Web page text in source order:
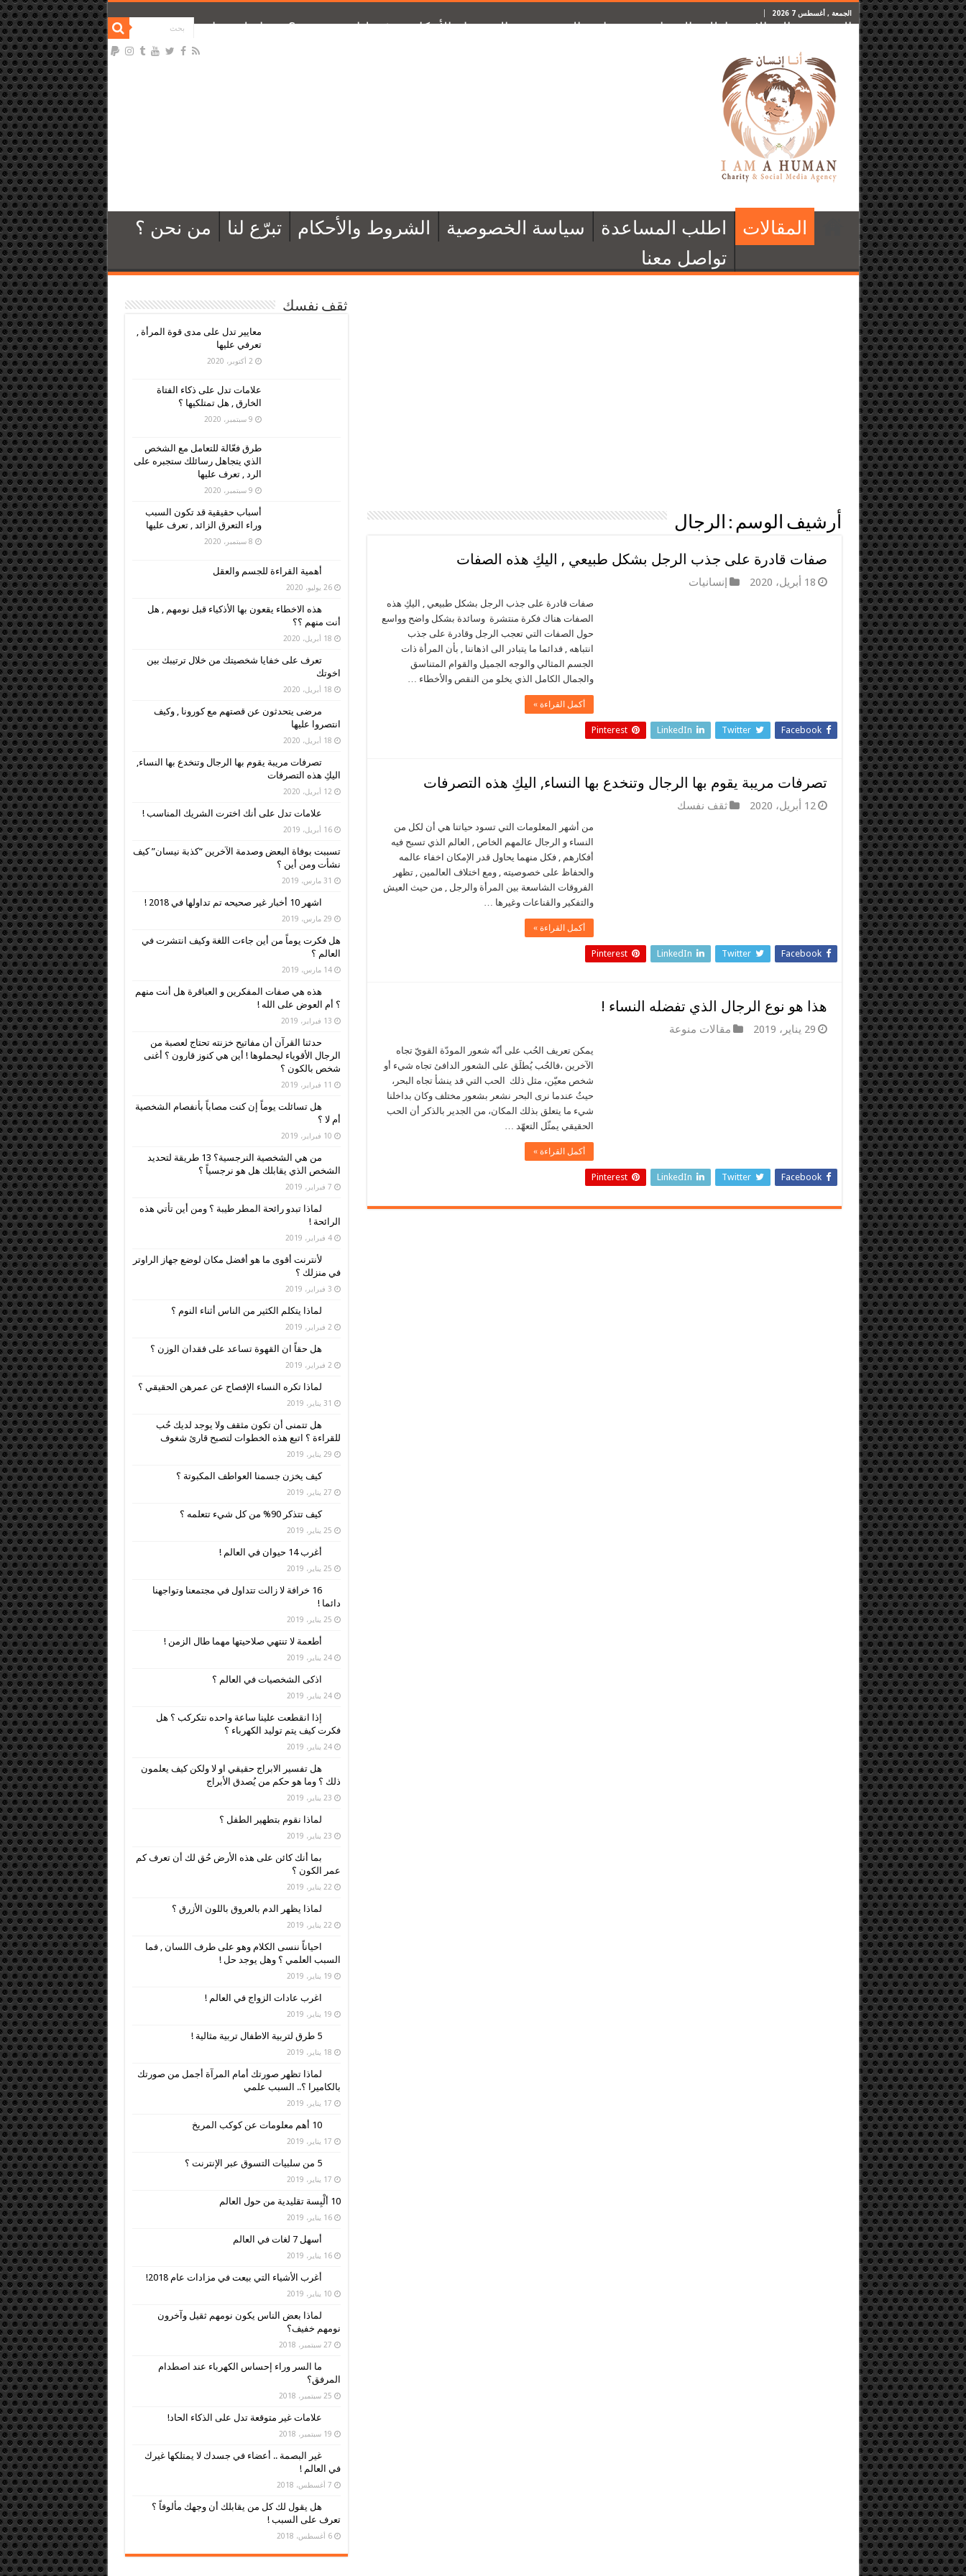
الجمعة , أغسطس 7 2026
الرئيسية المقالات اطلب المساعدة سياسة الخصوصية الشروط والأحكام تبرّع لنا من نحن ؟ تواصل معنا
المقالات اطلب المساعدة سياسة الخصوصية الشروط والأحكام تبرّع لنا
من نحن ؟
تواصل معنا
أرشيف الوسم : الرجال
صفات قادرة على جذب الرجل بشكل طبيعي , اليكِ هذه الصفات
18 أبريل، 2020 إنسانيات
صفات قادرة على جذب الرجل بشكل طبيعي , اليكِ هذه
الصفات هناك فكرة منتشرة وسائدة بشكل واضح وواسع
حول الصفات التي تعجب الرجل وقادرة على جذب
انتباهه , فدائما ما يتبادر الى اذهاننا , بأن المرأة ذات
الجسم المثالي والوجه الجميل والقوام المتناسق
والجمال الكامل الذي يخلو من النقص والأخطاء …
أكمل القراءة »
Facebook
Twitter
LinkedIn
Pinterest
تصرفات مريبة يقوم بها الرجال وتنخدع بها النساء, اليكِ هذه التصرفات
12 أبريل، 2020 ثقف نفسك
من أشهر المعلومات التي تسود حياتنا هي أن لكل من
النساء و الرجال عالمهم الخاص , العالم الذي تسبح فيه
أفكارهم , فكل منهما يحاول قدر الإمكان اخفاء عالمه
والحفاظ على خصوصيته , ومع اختلاف العالمين , تظهر
الفروقات الشاسعة بين المرأة والرجل , من حيث العيش
والتفكير والقناعات وغيرها …
أكمل القراءة »
Facebook
Twitter
LinkedIn
Pinterest
هذا هو نوع الرجال الذي تفضله النساء !
29 يناير، 2019 مقالات منوعة
يمكن تعريف الحُب على أنّه شعور المودّة القويّ تجاه
الآخرين ،فالحُب يُطلَق على الشعور الدافئ تجاه شيء أو
شخص معيّن، مثل ذلك الحب التي قد ينشأ تجاه البحر،
حيثُ عندما نرى البحر نشعر بشعور مختلف وكان بداخلنا
شيء ما يتعلق بذلك المكان، من الجدير بالذكر أن الحب
الحقيقي يمثّل التعهّد …
أكمل القراءة »
Facebook
Twitter
LinkedIn
Pinterest
ثقف نفسك
معايير تدل على مدى قوة المرأة ,
تعرفي عليها
2 أكتوبر، 2020
علامات تدل على ذكاء الفتاة
الخارق , هل تمتلكيها ؟
9 سبتمبر، 2020
طرق فعّالة للتعامل مع الشخص
الذي يتجاهل رسائلك ستجبره على
الرد , تعرف عليها
9 سبتمبر، 2020
أسباب حقيقية قد تكون السبب
وراء التعرق الزائد , تعرف عليها
8 سبتمبر، 2020
أهمية القراءة للجسم والعقل
26 يوليو، 2020
هذه الاخطاء يقعون بها الأذكياء قبل نومهم , هل
أنت منهم ؟؟
18 أبريل، 2020
تعرف على خفايا شخصيتك من خلال ترتيبك بين
اخوتك
18 أبريل، 2020
مرضى يتحدثون عن قصتهم مع كورونا , وكيف
انتصروا عليها
18 أبريل، 2020
تصرفات مريبة يقوم بها الرجال وتنخدع بها النساء,
اليكِ هذه التصرفات
12 أبريل، 2020
علامات تدل على أنك اخترت الشريك المناسب !
16 أبريل، 2019
تسببت بوفاة البعض وصدمة الآخرين “كذبة نيسان” كيف
نشأت ومن أين ؟
31 مارس، 2019
اشهر 10 أخبار غير صحيحه تم تداولها في 2018 !
29 مارس، 2019
هل فكرت يوماً من أين جاءت اللغة وكيف انتشرت في
العالم ؟
14 مارس، 2019
هذه هي صفات المفكرين و العباقرة هل أنت منهم
؟ أم العوض على الله !
13 فبراير، 2019
حدثنا القرآن أن مفاتيح خزنته تحتاج لعصبة من
الرجال الأقوياء ليحملوها ! أين هي كنوز قارون ؟ أغنى
شخص بالكون ؟
11 فبراير، 2019
هل تسائلت يوماً إن كنت مصاباً بأنفصام الشخصية
أم لا ؟
10 فبراير، 2019
من هي الشخصية النرجسية؟ 13 طريقة لتحديد
الشخص الذي يقابلك هل هو نرجسياً ؟
7 فبراير، 2019
لماذا تبدو رائحة المطر طيبة ؟ ومن أين تأتي هذه
الرائحة !
4 فبراير، 2019
لأنترنت أقوى ما هو أفضل مكان لوضع جهاز الراوتر
في منزلك ؟
3 فبراير، 2019
لماذا يتكلم الكثير من الناس أثناء النوم ؟
2 فبراير، 2019
هل حقاً ان القهوة تساعد على فقدان الوزن ؟
2 فبراير، 2019
لماذا تكره النساء الإفصاح عن عمرهن الحقيقي ؟
31 يناير، 2019
هل تتمنى أن تكون مثقف ولا يوجد لديك حُب
للقراءة ؟ اتبع هذه الخطوات لتصبح قارئ شغوف
29 يناير، 2019
كيف يخزن جسمنا العواطف المكبوتة ؟
27 يناير، 2019
كيف تتذكر 90% من كل شيء تتعلمه ؟
25 يناير، 2019
أغرب 14 حيوان في العالم !
25 يناير، 2019
16 خرافة لا زالت تتداول في مجتمعنا وتواجهنا
دائما !
25 يناير، 2019
أطعمة لا تنتهي صلاحيتها مهما طال الزمن !
24 يناير، 2019
اذكى الشخصيات في العالم ؟
24 يناير، 2019
إذا انقطعت علينا ساعة واحده نتكركب ؟ هل
فكرت كيف يتم توليد الكهرباء ؟
24 يناير، 2019
هل تفسير الابراج حقيقي او لا ولكن كيف يعلمون
ذلك ؟ وما هو حكم من يُصدق الأبراج
23 يناير، 2019
لماذا نقوم بتطهير الطفل ؟
23 يناير، 2019
بما أنك كائن على هذه الأرض حُق لك أن تعرف كم
عمر الكون ؟
22 يناير، 2019
لماذا يظهر الدم بالعروق باللون الأزرق ؟
22 يناير، 2019
احياناً ننسى الكلام وهو على طرف اللسان , فما
السبب العلمي ؟ وهل يوجد حل !
19 يناير، 2019
اغرب عادات الزواج في العالم !
19 يناير، 2019
5 طرق لتربية الاطفال تربية مثالية !
18 يناير، 2019
لماذا تظهر صورتك أمام المرآة أجمل من صورتك
بالكاميرا ؟.. السبب علمي
17 يناير، 2019
10 أهم معلومات عن كوكب المريخ
17 يناير، 2019
5 من سلبيات التسوق عبر الإنترنت ؟
17 يناير، 2019
10 ألْبِسة تقليدية من حول العالم
16 يناير، 2019
أسهل 7 لغات في العالم
16 يناير، 2019
أغرب الأشياء التي بيعت في مزادات عام 2018!
10 يناير، 2019
لماذا بعض الناس يكون نومهم ثقيل وآخرون
نومهم خفيف؟
27 سبتمبر، 2018
ما السر وراء إحساس الكهرباء عند اصطدام
المرفق؟
25 سبتمبر، 2018
علامات غير متوقعة تدل على الذكاء الحاد!
19 سبتمبر، 2018
غير البصمة .. أعضاء في جسدك لا يمتلكها غيرك
في العالم !
7 أغسطس، 2018
هل يقول لك كل من يقابلك أن وجهك مألوفاً ؟
تعرف على السبب !
6 أغسطس، 2018